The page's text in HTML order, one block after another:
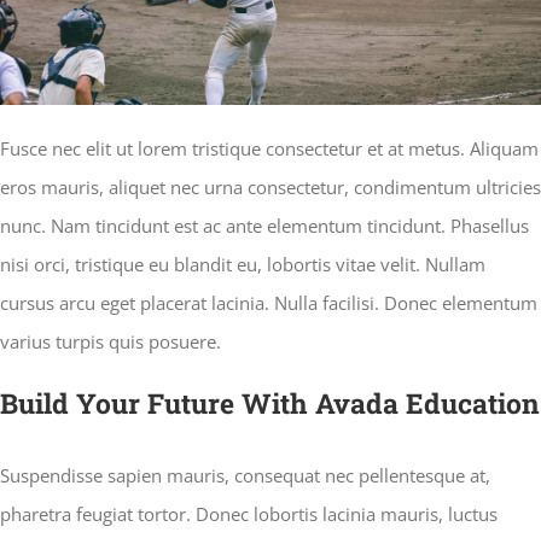
Fusce nec elit ut lorem tristique consectetur et at metus. Aliquam
eros mauris, aliquet nec urna consectetur, condimentum ultricies
nunc. Nam tincidunt est ac ante elementum tincidunt. Phasellus
nisi orci, tristique eu blandit eu, lobortis vitae velit. Nullam
cursus arcu eget placerat lacinia. Nulla facilisi. Donec elementum
varius turpis quis posuere.
Build Your Future With Avada Education
Suspendisse sapien mauris, consequat nec pellentesque at,
pharetra feugiat tortor. Donec lobortis lacinia mauris, luctus